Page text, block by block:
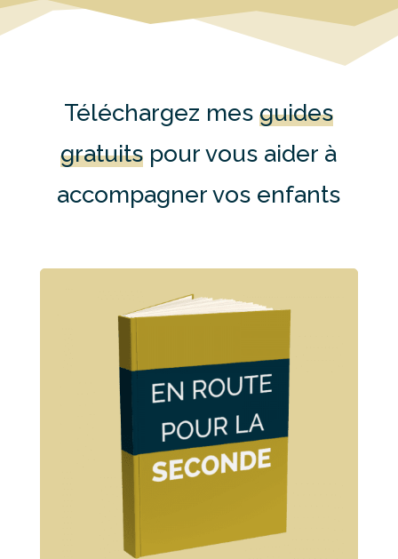
Téléchargez mesguides
gratuits pour vous aider à
accompagner vos enfants